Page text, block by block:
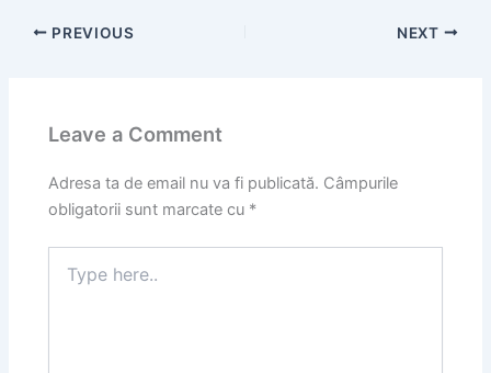
PREVIOUS NEXT
Leave a Comment
Adresa ta de email nu va fi publicată. Câmpurile
obligatorii sunt marcate cu *
here..